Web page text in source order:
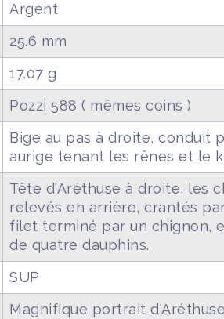
Argent
25.6 mm
17.07 g
Pozzi 588 ( mêmes coins )
Bige au pas à droite, conduit
aurige tenant les rênes et le
Tête d'Aréthuse à droite, les
relevés en arrière, crantés
filet terminé par un chignon,
de quatre dauphins.
SUP
Magnifique portrait